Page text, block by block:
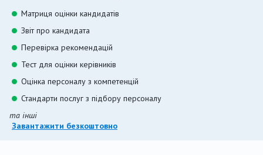
Матриця оцінки кандидатів
Звіт про кандидата
Перевірка рекомендацій
Тест для оцінки керівників
Оцінка персоналу з компетенцій
Стандарти послуг з підбору персоналу
та інші
Завантажити безкоштовно